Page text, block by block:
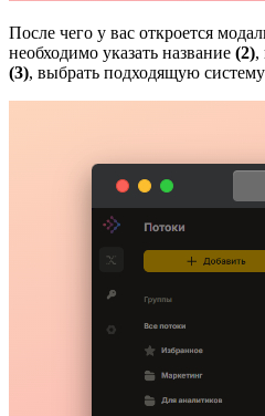
После чего у вас откроется
необходимо указать название (2),
(3), выбрать подходящую систему